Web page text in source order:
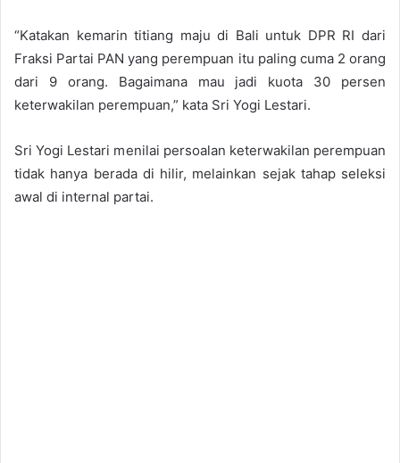
“Katakan kemarin titiang maju di Bali untuk DPR RI dari
Fraksi Partai PAN yang perempuan itu paling cuma 2 orang
dari 9 orang. Bagaimana mau jadi kuota 30 persen
keterwakilan perempuan,” kata Sri Yogi Lestari.
Sri Yogi Lestari menilai persoalan keterwakilan perempuan
tidak hanya berada di hilir, melainkan sejak tahap seleksi
awal di internal partai.